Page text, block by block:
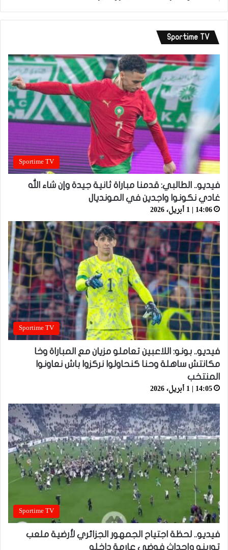
Sportime TV
Sportime TV
فيديو.. الطالبي: قدمنا مباراة ثانية جيدة وإن شاء الله
غادي نكونوا واجدين في المونديال
14:06 | 1 أبريل، 2026
Sportime TV
فيديو.. بونو: اللاعبين تعاملو مزيان مع المباراة وخا
مكانتش ساهلة وحنا كنحاولوا نركزوا باش نعاونوا
المنتخب
14:05 | 1 أبريل، 2026
Sportime TV
فيديو.. لحظة اجتياح الجمهور الجزائري لأرضية ملعب
تورينو وإحداث فوضى عارمة داخله